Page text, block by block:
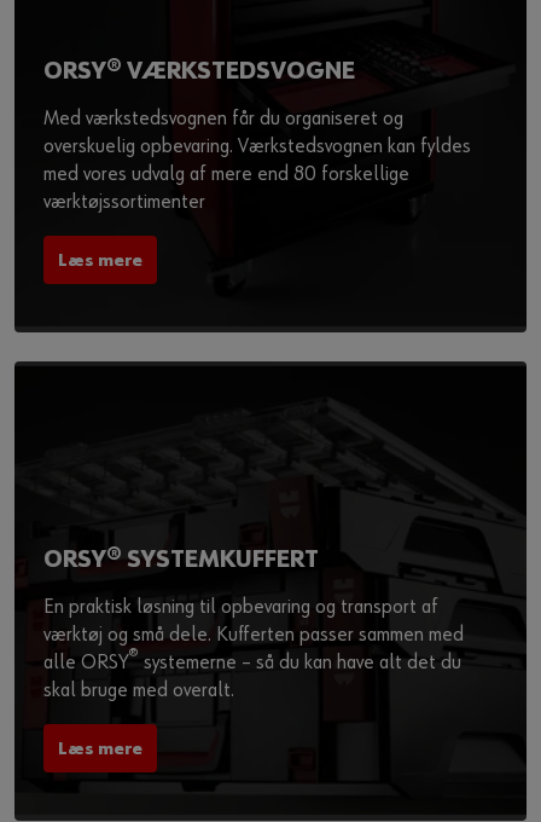
ORSY® VÆRKSTEDSVOGNE
Med værkstedsvognen får du organiseret og
overskuelig opbevaring. Værkstedsvognen kan fyldes
med vores udvalg af mere end 80 forskellige
værktøjssortimenter
Læs mere
ORSY® SYSTEMKUFFERT
En praktisk løsning til opbevaring og transport af
værktøj og små dele. Kufferten passer sammen med
alle ORSY® systemerne – så du kan have alt det du
skal bruge med overalt.
Læs mere